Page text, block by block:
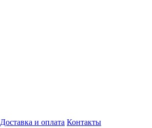
Доставка и оплата Контакты